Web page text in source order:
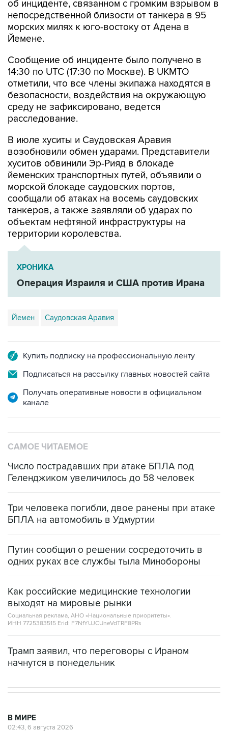
об инциденте, связанном с громким взрывом в
непосредственной близости от танкера в 95
морских милях к юго-востоку от Адена в
Йемене.
Сообщение об инциденте было получено в
14:30 по UTC (17:30 по Москве). В UKMTO
отметили, что все члены экипажа находятся в
безопасности, воздействия на окружающую
среду не зафиксировано, ведется
расследование.
В июле хуситы и Саудовская Аравия
возобновили обмен ударами. Представители
хуситов обвинили Эр-Рияд в блокаде
йеменских транспортных путей, объявили о
морской блокаде саудовских портов,
сообщали об атаках на восемь саудовских
танкеров, а также заявляли об ударах по
объектам нефтяной инфраструктуры на
территории королевства.
ХРОНИКА
Операция Израиля и США против Ирана
Йемен Саудовская Аравия
Купить подписку на профессиональную ленту
Подписаться на рассылку главных новостей сайта
Получать оперативные новости в официальном
канале
САМОЕ ЧИТАЕМОЕ
Число пострадавших при атаке БПЛА под
Геленджиком увеличилось до 58 человек
Три человека погибли, двое ранены при атаке
БПЛА на автомобиль в Удмуртии
Путин сообщил о решении сосредоточить в
одних руках все службы тыла Минобороны
Как российские медицинские технологии
выходят на мировые рынки
Социальная реклама, АНО «Национальные приоритеты».
ИНН 7725383515 Erid: F7NfYUJCUneVdTRF8PRs
Трамп заявил, что переговоры с Ираном
начнутся в понедельник
В МИРЕ
02:43, 6 августа 2026